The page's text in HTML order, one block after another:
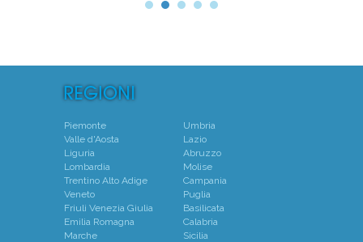
Piemonte
Valle d'Aosta
Liguria
Lombardia
Trentino Alto Adige
Veneto
Friuli Venezia Giulia
Emilia Romagna
Marche
Umbria
Lazio
Abruzzo
Molise
Campania
Puglia
Basilicata
Calabria
Sicilia